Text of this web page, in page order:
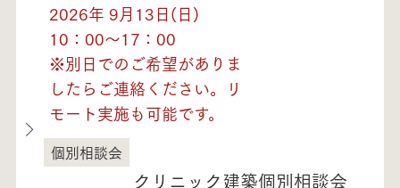
2026年 9月13日(日)
10：00～17：00
※別日でのご希望がありま
したらご連絡ください。リ
モート実施も可能です。
香川県
個別相談会
クリニック建築個別相談会